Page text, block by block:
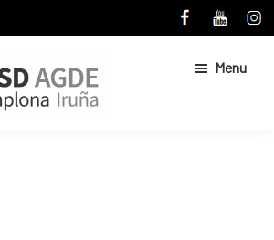
Menu